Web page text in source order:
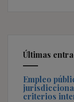
Últimas
Empleo
criterios